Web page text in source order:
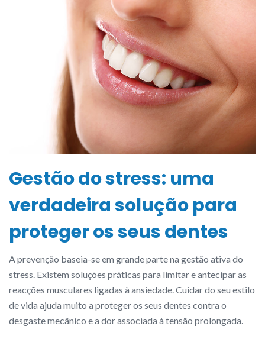
Gestão do stress: uma
verdadeira solução para
proteger os seus dentes
A prevenção baseia-se em grande parte na gestão ativa do
stress. Existem soluções práticas para limitar e antecipar as
reacções musculares ligadas à ansiedade. Cuidar do seu estilo
de vida ajuda muito a proteger os seus dentes contra o
desgaste mecânico e a dor associada à tensão prolongada.